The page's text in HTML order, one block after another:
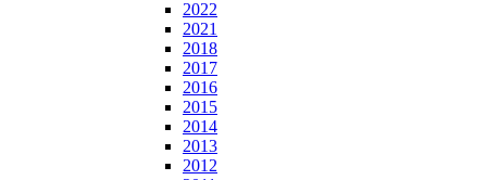
2022
2021
2018
2017
2016
2015
2014
2013
2012